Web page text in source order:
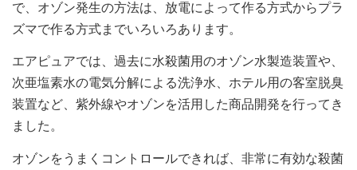
で、オゾン発生の方法は、放電によって作る方式からプラ
ズマで作る方式までいろいろあります。
エアピュアでは、過去に水殺菌用のオゾン水製造装置や、
次亜塩素水の電気分解による洗浄水、ホテル用の客室脱臭
装置など、紫外線やオゾンを活用した商品開発を行ってき
ました。
オゾンをうまくコントロールできれば、非常に有効な殺菌